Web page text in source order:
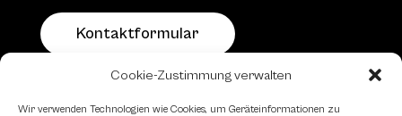
Cookie-Zustimmung verwalten
Wir verwenden Technologien wie Cookies, um Geräteinformationen zu
Kontaktformular